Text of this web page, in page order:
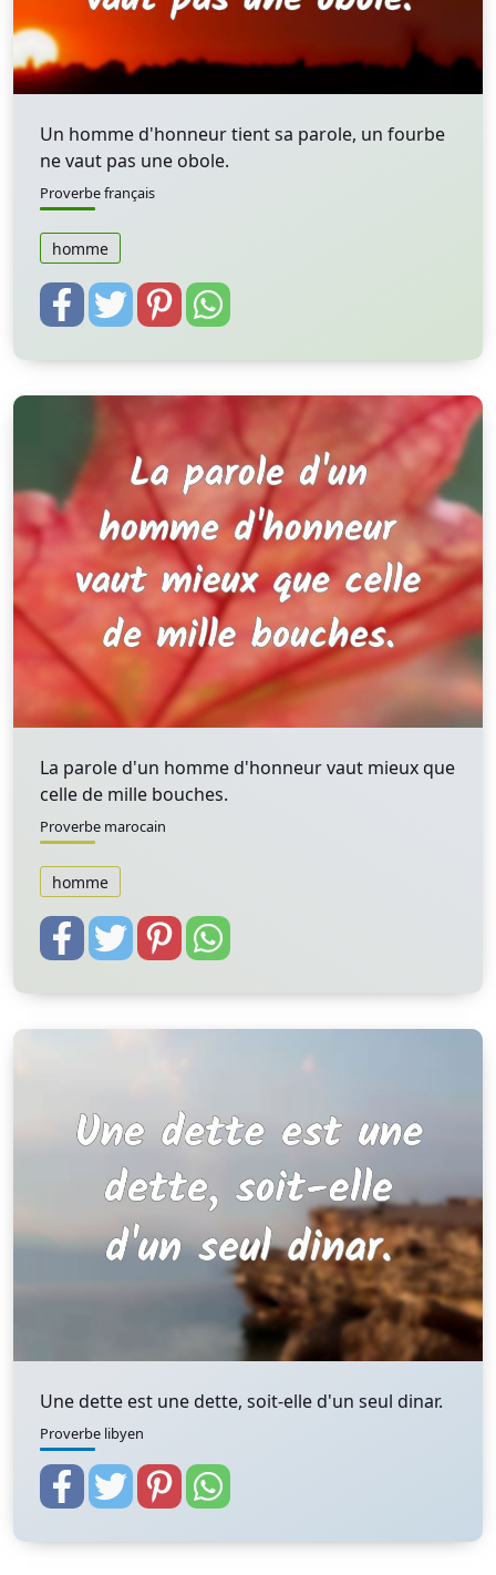
Un homme d'honneur tient sa parole, un fourbe
ne vaut pas une obole.
Proverbe français
homme
La parole d'un homme d'honneur vaut mieux que
celle de mille bouches.
Proverbe marocain
homme
Une dette est une dette, soit-elle d'un seul dinar.
Proverbe libyen